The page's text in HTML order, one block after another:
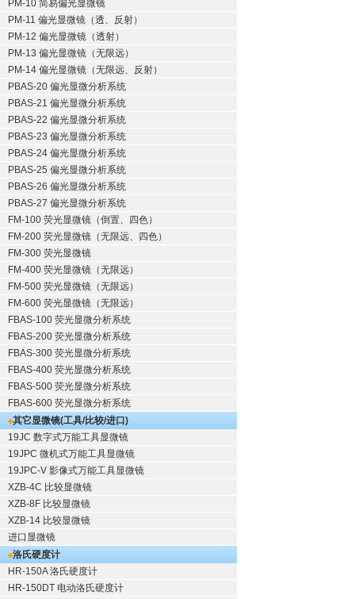
PM-10 简易偏光显微镜
PM-11 偏光显微镜（透、反射）
PM-12 偏光显微镜（透射）
PM-13 偏光显微镜（无限远）
PM-14 偏光显微镜（无限远、反射）
PBAS-20 偏光显微分析系统
PBAS-21 偏光显微分析系统
PBAS-22 偏光显微分析系统
PBAS-23 偏光显微分析系统
PBAS-24 偏光显微分析系统
PBAS-25 偏光显微分析系统
PBAS-26 偏光显微分析系统
PBAS-27 偏光显微分析系统
FM-100 荧光显微镜（倒置、四色）
FM-200 荧光显微镜（无限远、四色）
FM-300 荧光显微镜
FM-400 荧光显微镜（无限远）
FM-500 荧光显微镜（无限远）
FM-600 荧光显微镜（无限远）
FBAS-100 荧光显微分析系统
FBAS-200 荧光显微分析系统
FBAS-300 荧光显微分析系统
FBAS-400 荧光显微分析系统
FBAS-500 荧光显微分析系统
FBAS-600 荧光显微分析系统
其它显微镜(工具/比较/进口)
19JC 数字式万能工具显微镜
19JPC 微机式万能工具显微镜
19JPC-V 影像式万能工具显微镜
XZB-4C 比较显微镜
XZB-8F 比较显微镜
XZB-14 比较显微镜
进口显微镜
洛氏硬度计
HR-150A 洛氏硬度计
HR-150DT 电动洛氏硬度计